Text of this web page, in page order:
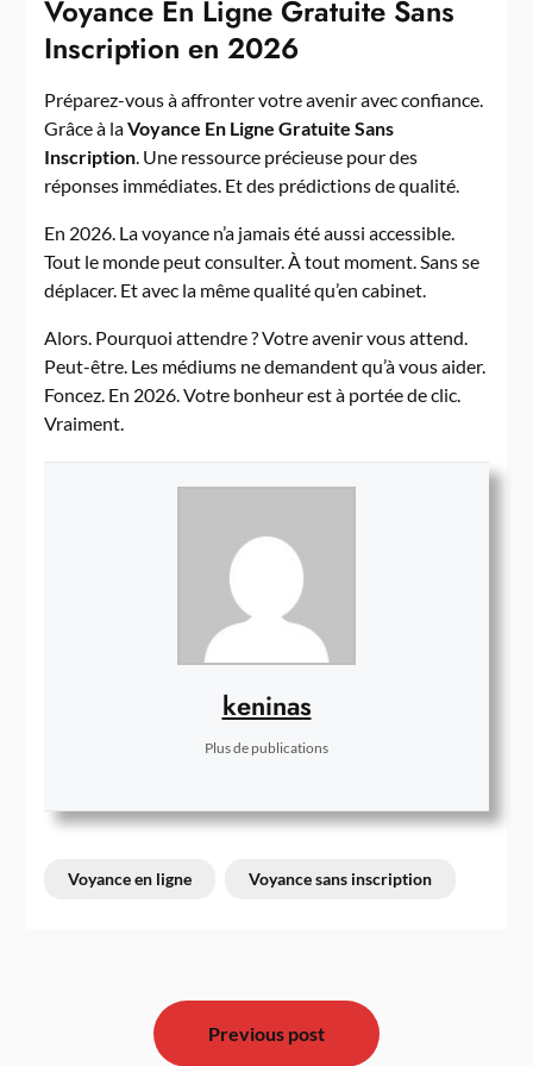
Voyance En Ligne Gratuite Sans
Inscription en 2026
Préparez-vous à affronter votre avenir avec confiance.
Grâce à laVoyance En Ligne Gratuite Sans
Inscription. Une ressource précieuse pour des
réponses immédiates. Et des prédictions de qualité.
En 2026. La voyance n’a jamais été aussi accessible.
Tout le monde peut consulter. À tout moment. Sans se
déplacer. Et avec la même qualité qu’en cabinet.
Alors. Pourquoi attendre ? Votre avenir vous attend.
Peut-être. Les médiums ne demandent qu’à vous aider.
Foncez. En 2026. Votre bonheur est à portée de clic.
Vraiment.
keninas
Plus de publications
Voyance en ligne Voyance sans inscription
Navigation
Previous post